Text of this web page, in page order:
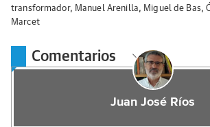
transformador, Manuel Arenilla, Miguel de Bas,
Marcet
Comentarios
Juan José Ríos